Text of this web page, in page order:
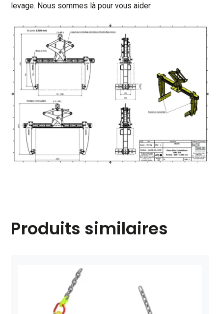
levage. Nous sommes là pour vous aider.
Produits similaires